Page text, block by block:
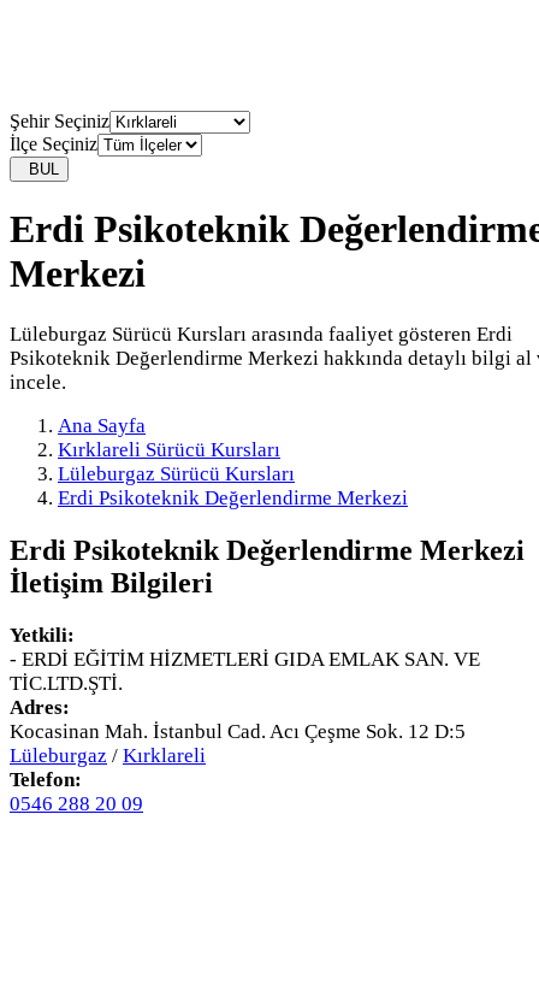
Şehir Seçiniz
İlçe Seçiniz
BUL
Erdi Psikoteknik
Merkezi
Lüleburgaz Sürücü Kursları arasında faaliyet gösteren Erdi
Psikoteknik Değerlendirme Merkezi hakkında detaylı bilgi al
incele.
Ana Sayfa
Kırklareli Sürücü Kursları
Lüleburgaz Sürücü Kursları
Erdi Psikoteknik Değerlendirme Merkezi
Erdi Psikoteknik Değerlendirme Merkezi
İletişim Bilgileri
Yetkili:
- ERDİ EĞİTİM HİZMETLERİ GIDA EMLAK SAN. VE
TİC.LTD.ŞTİ.
Adres:
Kocasinan Mah. İstanbul Cad. Acı Çeşme Sok. 12 D:5
Lüleburgaz / Kırklareli
Telefon:
0546 288 20 09